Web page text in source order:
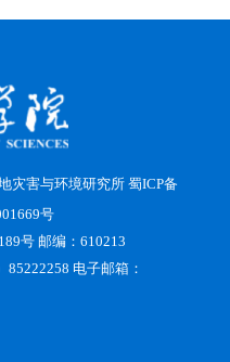
灾害与环境研究所蜀ICP备
号
号 邮编：610213
电子邮箱：